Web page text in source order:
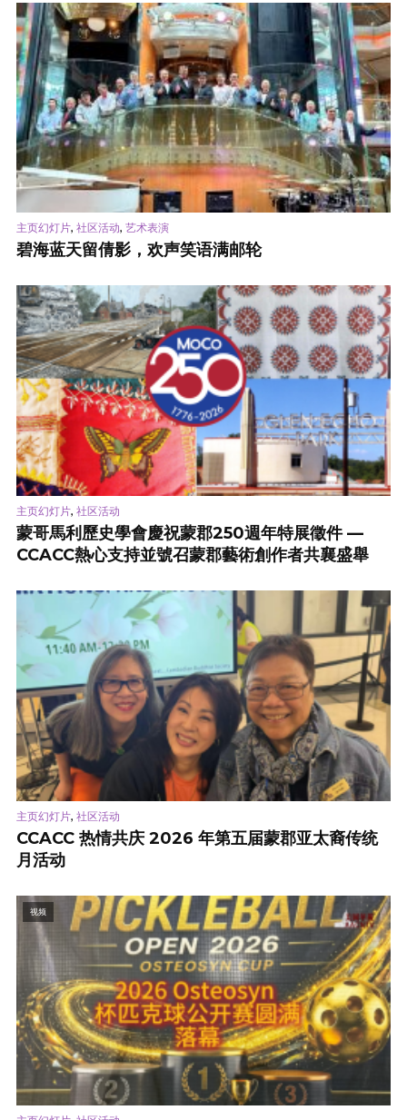
主页幻灯片, 社区活动, 艺术表演
碧海蓝天留倩影，欢声笑语满邮轮
主页幻灯片, 社区活动
蒙哥馬利歷史學會慶祝蒙郡250週年特展徵件 —
CCACC熱心支持並號召蒙郡藝術創作者共襄盛舉
主页幻灯片, 社区活动
CCACC 热情共庆 2026 年第五届蒙郡亚太裔传统
月活动
视频